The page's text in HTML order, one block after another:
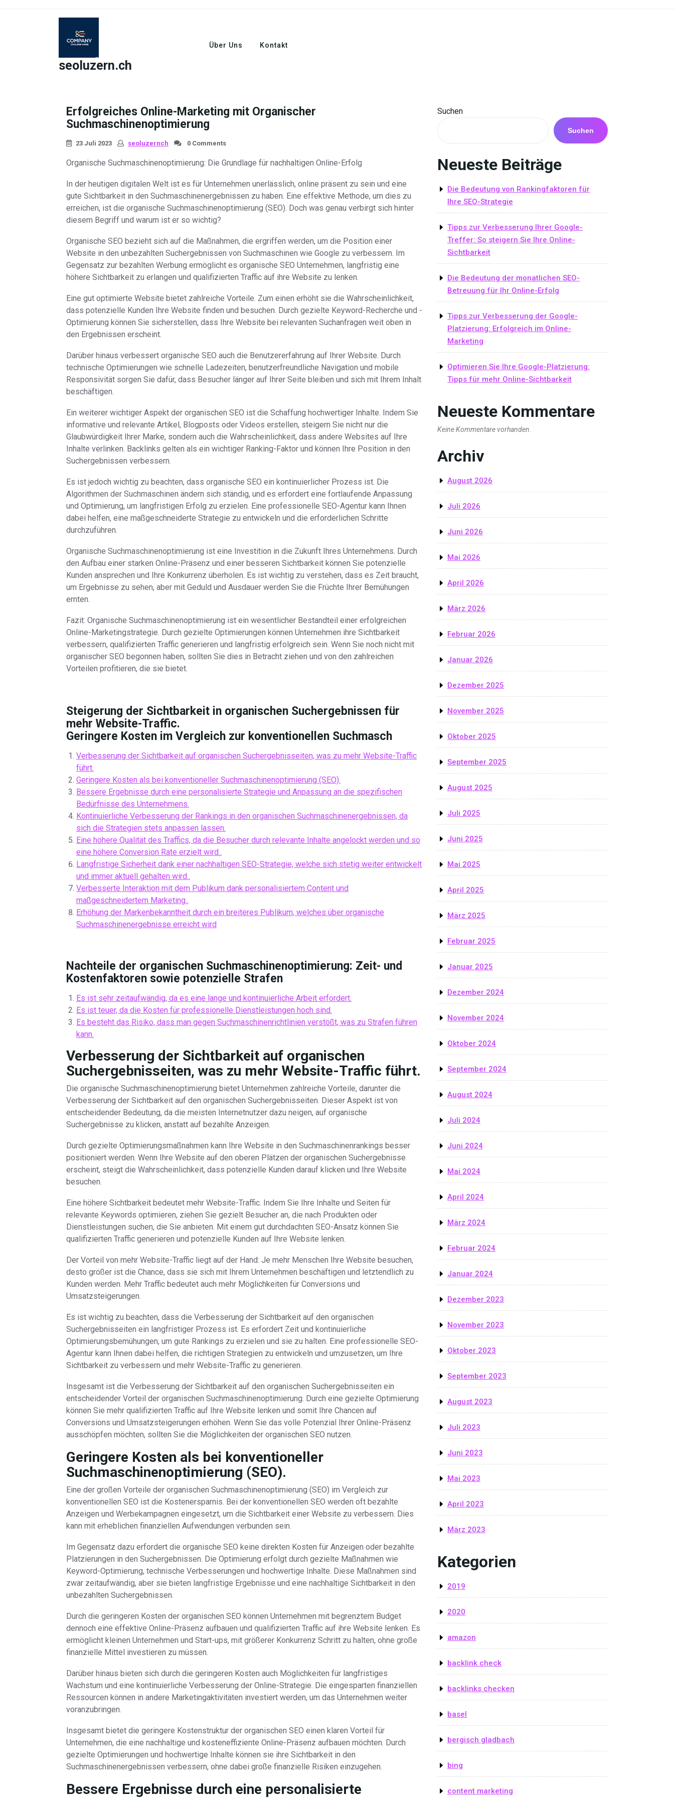
seoluzern.ch
Über Uns Kontakt
Erfolgreiches Online-Marketing mit Organischer
Suchmaschinenoptimierung
23 Juli 2023 seoluzernch 0 Comments
Organische Suchmaschinenoptimierung: Die Grundlage für nachhaltigen Online-Erfolg
In der heutigen digitalen Welt ist es für Unternehmen unerlässlich, online präsent zu sein und eine
gute Sichtbarkeit in den Suchmaschinenergebnissen zu haben. Eine effektive Methode, um dies zu
erreichen, ist die organische Suchmaschinenoptimierung (SEO). Doch was genau verbirgt sich hinter
diesem Begriff und warum ist er so wichtig?
Organische SEO bezieht sich auf die Maßnahmen, die ergriffen werden, um die Position einer
Website in den unbezahlten Suchergebnissen von Suchmaschinen wie Google zu verbessern. Im
Gegensatz zur bezahlten Werbung ermöglicht es organische SEO Unternehmen, langfristig eine
höhere Sichtbarkeit zu erlangen und qualifizierten Traffic auf ihre Website zu lenken.
Eine gut optimierte Website bietet zahlreiche Vorteile. Zum einen erhöht sie die Wahrscheinlichkeit,
dass potenzielle Kunden Ihre Website finden und besuchen. Durch gezielte Keyword-Recherche und -
Optimierung können Sie sicherstellen, dass Ihre Website bei relevanten Suchanfragen weit oben in
den Ergebnissen erscheint.
Darüber hinaus verbessert organische SEO auch die Benutzererfahrung auf Ihrer Website. Durch
technische Optimierungen wie schnelle Ladezeiten, benutzerfreundliche Navigation und mobile
Responsivität sorgen Sie dafür, dass Besucher länger auf Ihrer Seite bleiben und sich mit Ihrem Inhalt
beschäftigen.
Ein weiterer wichtiger Aspekt der organischen SEO ist die Schaffung hochwertiger Inhalte. Indem Sie
informative und relevante Artikel, Blogposts oder Videos erstellen, steigern Sie nicht nur die
Glaubwürdigkeit Ihrer Marke, sondern auch die Wahrscheinlichkeit, dass andere Websites auf Ihre
Inhalte verlinken. Backlinks gelten als ein wichtiger Ranking-Faktor und können Ihre Position in den
Suchergebnissen verbessern.
Es ist jedoch wichtig zu beachten, dass organische SEO ein kontinuierlicher Prozess ist. Die
Algorithmen der Suchmaschinen ändern sich ständig, und es erfordert eine fortlaufende Anpassung
und Optimierung, um langfristigen Erfolg zu erzielen. Eine professionelle SEO-Agentur kann Ihnen
dabei helfen, eine maßgeschneiderte Strategie zu entwickeln und die erforderlichen Schritte
durchzuführen.
Organische Suchmaschinenoptimierung ist eine Investition in die Zukunft Ihres Unternehmens. Durch
den Aufbau einer starken Online-Präsenz und einer besseren Sichtbarkeit können Sie potenzielle
Kunden ansprechen und Ihre Konkurrenz überholen. Es ist wichtig zu verstehen, dass es Zeit braucht,
um Ergebnisse zu sehen, aber mit Geduld und Ausdauer werden Sie die Früchte Ihrer Bemühungen
ernten.
Fazit: Organische Suchmaschinenoptimierung ist ein wesentlicher Bestandteil einer erfolgreichen
Online-Marketingstrategie. Durch gezielte Optimierungen können Unternehmen ihre Sichtbarkeit
verbessern, qualifizierten Traffic generieren und langfristig erfolgreich sein. Wenn Sie noch nicht mit
organischer SEO begonnen haben, sollten Sie dies in Betracht ziehen und von den zahlreichen
Vorteilen profitieren, die sie bietet.
Steigerung der Sichtbarkeit in organischen Suchergebnissen für
mehr Website-Traffic.
Geringere Kosten im Vergleich zur konventionellen Suchmasch
Verbesserung der Sichtbarkeit auf organischen Suchergebnisseiten, was zu mehr Website-Traffic
führt.
Geringere Kosten als bei konventioneller Suchmaschinenoptimierung (SEO).
Bessere Ergebnisse durch eine personalisierte Strategie und Anpassung an die spezifischen
Bedürfnisse des Unternehmens.
Kontinuierliche Verbesserung der Rankings in den organischen Suchmaschinenergebnissen, da
sich die Strategien stets anpassen lassen.
Eine höhere Qualität des Traffics, da die Besucher durch relevante Inhalte angelockt werden und so
eine höhere Conversion Rate erzielt wird..
Langfristige Sicherheit dank einer nachhaltigen SEO-Strategie, welche sich stetig weiter entwickelt
und immer aktuell gehalten wird..
Verbesserte Interaktion mit dem Publikum dank personalisiertem Content und
maßgeschneidertem Marketing..
Erhöhung der Markenbekanntheit durch ein breiteres Publikum, welches über organische
Suchmaschinenergebnisse erreicht wird
Nachteile der organischen Suchmaschinenoptimierung: Zeit- und
Kostenfaktoren sowie potenzielle Strafen
Es ist sehr zeitaufwändig, da es eine lange und kontinuierliche Arbeit erfordert.
Es ist teuer, da die Kosten für professionelle Dienstleistungen hoch sind.
Es besteht das Risiko, dass man gegen Suchmaschinenrichtlinien verstößt, was zu Strafen führen
kann.
Verbesserung der Sichtbarkeit auf organischen
Suchergebnisseiten, was zu mehr Website-Traffic führt.
Die organische Suchmaschinenoptimierung bietet Unternehmen zahlreiche Vorteile, darunter die
Verbesserung der Sichtbarkeit auf den organischen Suchergebnisseiten. Dieser Aspekt ist von
entscheidender Bedeutung, da die meisten Internetnutzer dazu neigen, auf organische
Suchergebnisse zu klicken, anstatt auf bezahlte Anzeigen.
Durch gezielte Optimierungsmaßnahmen kann Ihre Website in den Suchmaschinenrankings besser
positioniert werden. Wenn Ihre Website auf den oberen Plätzen der organischen Suchergebnisse
erscheint, steigt die Wahrscheinlichkeit, dass potenzielle Kunden darauf klicken und Ihre Website
besuchen.
Eine höhere Sichtbarkeit bedeutet mehr Website-Traffic. Indem Sie Ihre Inhalte und Seiten für
relevante Keywords optimieren, ziehen Sie gezielt Besucher an, die nach Produkten oder
Dienstleistungen suchen, die Sie anbieten. Mit einem gut durchdachten SEO-Ansatz können Sie
qualifizierten Traffic generieren und potenzielle Kunden auf Ihre Website lenken.
Der Vorteil von mehr Website-Traffic liegt auf der Hand: Je mehr Menschen Ihre Website besuchen,
desto größer ist die Chance, dass sie sich mit Ihrem Unternehmen beschäftigen und letztendlich zu
Kunden werden. Mehr Traffic bedeutet auch mehr Möglichkeiten für Conversions und
Umsatzsteigerungen.
Es ist wichtig zu beachten, dass die Verbesserung der Sichtbarkeit auf den organischen
Suchergebnisseiten ein langfristiger Prozess ist. Es erfordert Zeit und kontinuierliche
Optimierungsbemühungen, um gute Rankings zu erzielen und sie zu halten. Eine professionelle SEO-
Agentur kann Ihnen dabei helfen, die richtigen Strategien zu entwickeln und umzusetzen, um Ihre
Sichtbarkeit zu verbessern und mehr Website-Traffic zu generieren.
Insgesamt ist die Verbesserung der Sichtbarkeit auf den organischen Suchergebnisseiten ein
entscheidender Vorteil der organischen Suchmaschinenoptimierung. Durch eine gezielte Optimierung
können Sie mehr qualifizierten Traffic auf Ihre Website lenken und somit Ihre Chancen auf
Conversions und Umsatzsteigerungen erhöhen. Wenn Sie das volle Potenzial Ihrer Online-Präsenz
ausschöpfen möchten, sollten Sie die Möglichkeiten der organischen SEO nutzen.
Geringere Kosten als bei konventioneller
Suchmaschinenoptimierung (SEO).
Eine der großen Vorteile der organischen Suchmaschinenoptimierung (SEO) im Vergleich zur
konventionellen SEO ist die Kostenersparnis. Bei der konventionellen SEO werden oft bezahlte
Anzeigen und Werbekampagnen eingesetzt, um die Sichtbarkeit einer Website zu verbessern. Dies
kann mit erheblichen finanziellen Aufwendungen verbunden sein.
Im Gegensatz dazu erfordert die organische SEO keine direkten Kosten für Anzeigen oder bezahlte
Platzierungen in den Suchergebnissen. Die Optimierung erfolgt durch gezielte Maßnahmen wie
Keyword-Optimierung, technische Verbesserungen und hochwertige Inhalte. Diese Maßnahmen sind
zwar zeitaufwändig, aber sie bieten langfristige Ergebnisse und eine nachhaltige Sichtbarkeit in den
unbezahlten Suchergebnissen.
Durch die geringeren Kosten der organischen SEO können Unternehmen mit begrenztem Budget
dennoch eine effektive Online-Präsenz aufbauen und qualifizierten Traffic auf ihre Website lenken. Es
ermöglicht kleinen Unternehmen und Start-ups, mit größerer Konkurrenz Schritt zu halten, ohne große
finanzielle Mittel investieren zu müssen.
Darüber hinaus bieten sich durch die geringeren Kosten auch Möglichkeiten für langfristiges
Wachstum und eine kontinuierliche Verbesserung der Online-Strategie. Die eingesparten finanziellen
Ressourcen können in andere Marketingaktivitäten investiert werden, um das Unternehmen weiter
voranzubringen.
Insgesamt bietet die geringere Kostenstruktur der organischen SEO einen klaren Vorteil für
Unternehmen, die eine nachhaltige und kosteneffiziente Online-Präsenz aufbauen möchten. Durch
gezielte Optimierungen und hochwertige Inhalte können sie ihre Sichtbarkeit in den
Suchmaschinenergebnissen verbessern, ohne dabei große finanzielle Risiken einzugehen.
Bessere Ergebnisse durch eine personalisierte
Suchen
Suchen
Neueste Beiträge
Die Bedeutung von Rankingfaktoren für
Ihre SEO-Strategie
Tipps zur Verbesserung Ihrer Google-
Treffer: So steigern Sie Ihre Online-
Sichtbarkeit
Die Bedeutung der monatlichen SEO-
Betreuung für Ihr Online-Erfolg
Tipps zur Verbesserung der Google-
Platzierung: Erfolgreich im Online-
Marketing
Optimieren Sie Ihre Google-Platzierung:
Tipps für mehr Online-Sichtbarkeit
Neueste Kommentare
Keine Kommentare vorhanden.
Archiv
August 2026
Juli 2026
Juni 2026
Mai 2026
April 2026
März 2026
Februar 2026
Januar 2026
Dezember 2025
November 2025
Oktober 2025
September 2025
August 2025
Juli 2025
Juni 2025
Mai 2025
April 2025
März 2025
Februar 2025
Januar 2025
Dezember 2024
November 2024
Oktober 2024
September 2024
August 2024
Juli 2024
Juni 2024
Mai 2024
April 2024
März 2024
Februar 2024
Januar 2024
Dezember 2023
November 2023
Oktober 2023
September 2023
August 2023
Juli 2023
Juni 2023
Mai 2023
April 2023
März 2023
Kategorien
2019
2020
amazon
backlink check
backlinks checken
basel
bergisch gladbach
bing
content marketing